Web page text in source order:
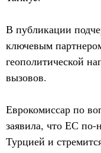
В публикации
ключевым
геополитической
вызовов.
Еврокомиссар по
заявила, что ЕС
Турцией и